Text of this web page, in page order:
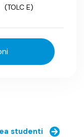
(TOLC E)
studenti